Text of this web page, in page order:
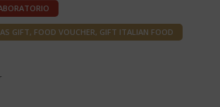
GIFT, FOOD VOUCHER, GIFT ITALIAN FOOD